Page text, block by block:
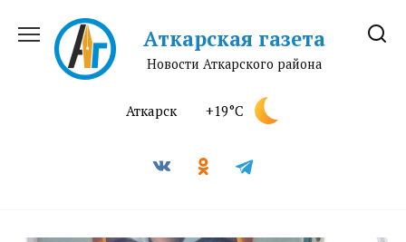
содержанию
Аткарская газета
Новости Аткарского района
Аткарск +19°C